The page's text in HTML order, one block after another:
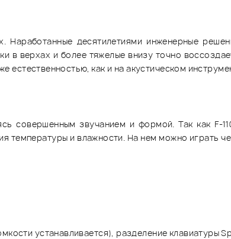
Наработанные десятилетиями инженерные
в верхах и более тяжелые внизу точно
естественностью, как и на акустическом
совершенным звучанием и формой. Так как F-
температуры и влажности. На нем можно играть
устанавливается), разделение клавиатуры